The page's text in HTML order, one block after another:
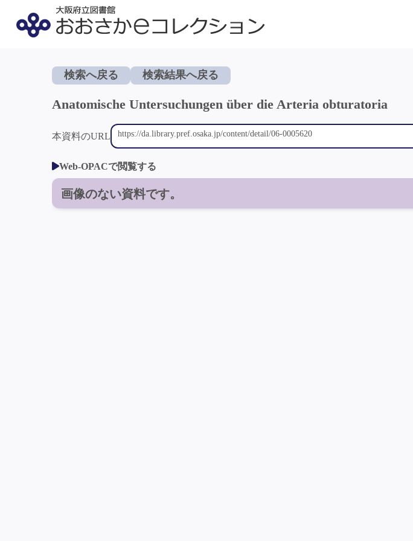
検索へ戻る 検索結果へ戻る
Anatomische Untersuchungen über die Arteria obturatoria
本資料のURL
Web-OPACで閲覧する
画像のない資料です。